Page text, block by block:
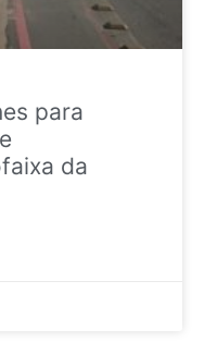
para
da